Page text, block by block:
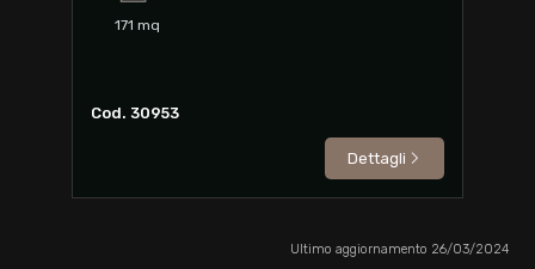
171 mq
Cod. 30953
Dettagli
Ultimo aggiornamento 26/03/2024